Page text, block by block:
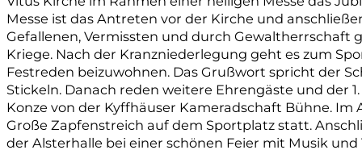
Messe ist das Antreten vor der Kirche und
Gefallenen, Vermissten und durch Gewaltherrschaft
Kriege. Nach der Kranzniederlegung geht es zum
Festreden beizuwohnen. Das Grußwort spricht der
Stickeln. Danach reden weitere Ehrengäste und der
Konze von der Kyffhäuser Kameradschaft Bühne. Im
Große Zapfenstreich auf dem Sportplatz statt.
der Alsterhalle bei einer schönen Feier mit Musik und